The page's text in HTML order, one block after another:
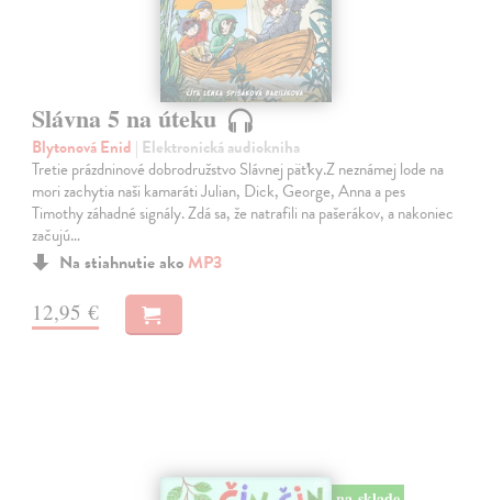
Slávna 5 na úteku
Blytonová Enid | Elektronická audiokniha
Tretie prázdninové dobrodružstvo Slávnej päťky.Z neznámej lode na
mori zachytia naši kamaráti Julian, Dick, George, Anna a pes
Timothy záhadné signály. Zdá sa, že natrafili na pašerákov, a nakoniec
začujú…
Na stiahnutie ako MP3
12,95 €